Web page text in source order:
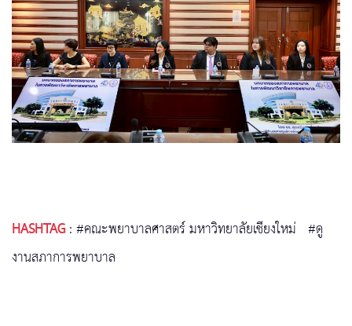
HASHTAG:#คณะพยาบาลศาสตร์ มหาวิทยาลัยเชียงใหม่ #ดู
งานสภาการพยาบาล